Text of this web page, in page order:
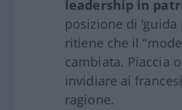
leadership in
posizione di
ritiene che il
cambiata. Piaccia
invidiare ai
ragione.